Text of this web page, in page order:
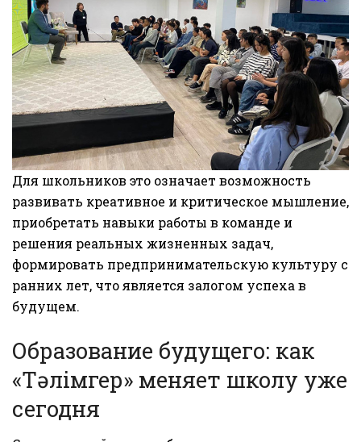
Для школьников это означает возможность
развивать креативное и критическое мышление,
приобретать навыки работы в команде и
решения реальных жизненных задач,
формировать предпринимательскую культуру с
ранних лет, что является залогом успеха в
будущем.
Образование будущего: как
«Тәлімгер» меняет школу уже
сегодня